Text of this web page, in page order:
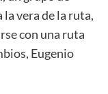
vera de la ruta,
con una ruta
Eugenio